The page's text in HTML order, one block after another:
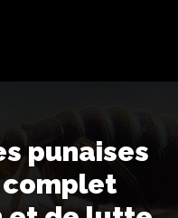
punaises